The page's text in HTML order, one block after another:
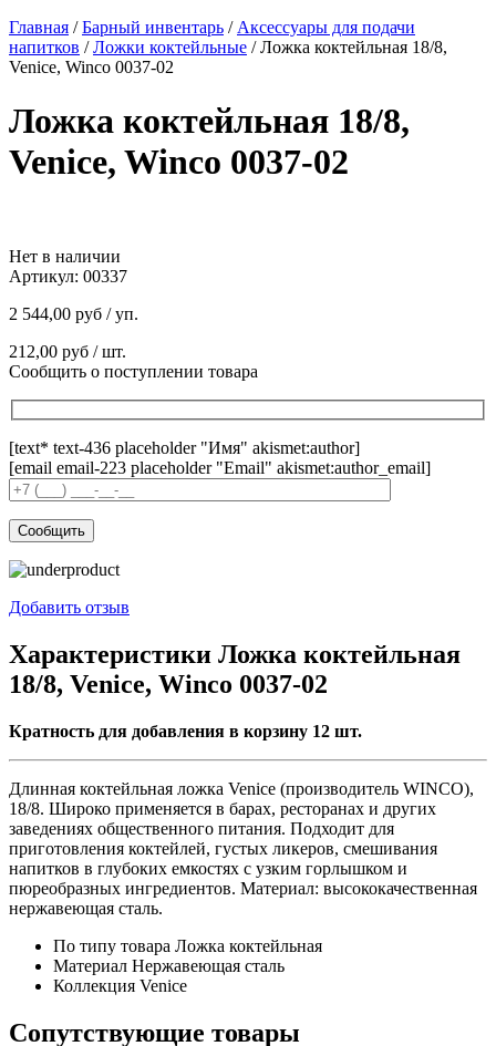
Главная /Барный инвентарь / Аксессуары для подачи
напитков /Ложки коктейльные /Ложка коктейльная 18/8,
Venice, Winco 0037-02
Ложка коктейльная 18/8,
Venice, Winco 0037-02
Нет в наличии
Артикул: 00337
2 544,00 руб / уп.
212,00 руб / шт.
Сообщить о поступлении товара
[text* text-436 placeholder "Имя" akismet:author]
[email email-223 placeholder "Email" akismet:author_email]
Добавить отзыв
Характеристики Ложка коктейльная
18/8, Venice, Winco 0037-02
Кратность для добавления в корзину 12 шт.
Длинная коктейльная ложка Venice (производитель WINCO),
18/8. Широко применяется в барах, ресторанах и других
заведениях общественного питания. Подходит для
приготовления коктейлей, густых ликеров, смешивания
напитков в глубоких емкостях с узким горлышком и
пюреобразных ингредиентов. Материал: высококачественная
нержавеющая сталь.
По типу товара Ложка коктейльная
Материал Нержавеющая сталь
Коллекция Venice
Сопутствующие товары